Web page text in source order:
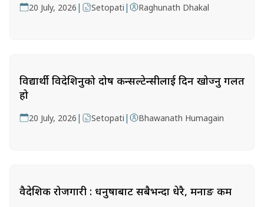
20 July, 2026 | Setopati | Raghunath Dhakal
विद्यार्थी विदेशिनुको दोष कन्सल्टेन्सीलाई दिन खोज्नु गलत
हो
20 July, 2026 | Setopati | Bhawanath Humagain
वैदेशिक रोजगारी : धनुषाबाट सबैभन्दा धेरै, मनाङ कम